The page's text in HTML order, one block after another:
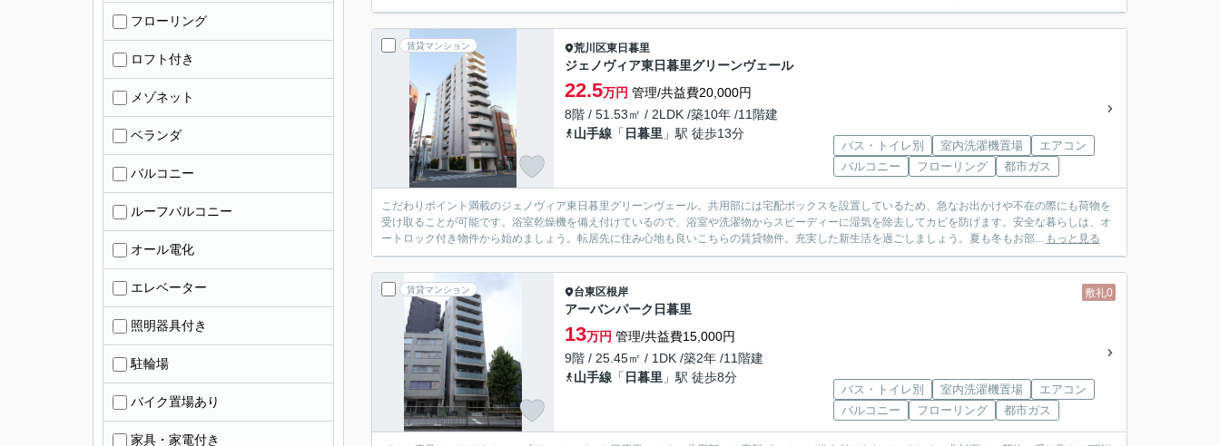
賃貸マンション 荒川区東日暮里
ジェノヴィア東日暮里グリーンヴェール
22.5万円 管理/共益費20,000円
8階 / 51.53㎡ / 2LDK /築10年 /11階建
山手線 「 日暮里 」駅 徒歩13分
バス・トイレ別 室内洗濯機置場
エアコン
バルコニー
フローリング 都市ガス
こだわりポイント満載のジェノヴィア東日暮里グリーンヴェール。共用部には宅配ボックスを設置しているため、急なお出かけや不在の際にも荷物を
受け取ることが可能です。浴室乾燥機を備え付けているので、浴室や洗濯物からスピーディーに湿気を除去してカビを防げます。安全な暮らしは、オ
ートロック付き物件から始めましょう。転居先に住み心地も良いこちらの賃貸物件。充実した新生活を過ごしましょう。夏も冬もお部... もっと見る
賃貸マンション 敷礼0
台東区根岸
アーバンパーク日暮里
13万円 管理/共益費15,000円
9階 / 25.45㎡ / 1DK /築2年 /11階建
山手線 「 日暮里 」駅 徒歩8分
バス・トイレ別 室内洗濯機置場
エアコン
バルコニー
フローリング 都市ガス
フローリング
ロフト付き
メゾネット
ベランダ
バルコニー
ルーフバルコニー
オール電化
エレベーター
照明器具付き
駐輪場
バイク置場あり
家具・家電付き